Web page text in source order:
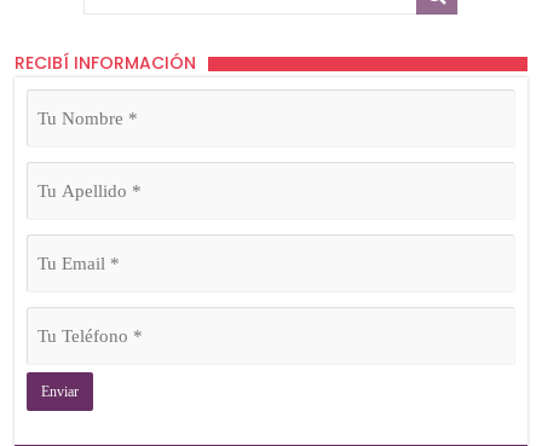
RECIBÍ INFORMACIÓN
Tu
Nombre
Tu
Apellido
Tu
Email
Tu
Teléfono